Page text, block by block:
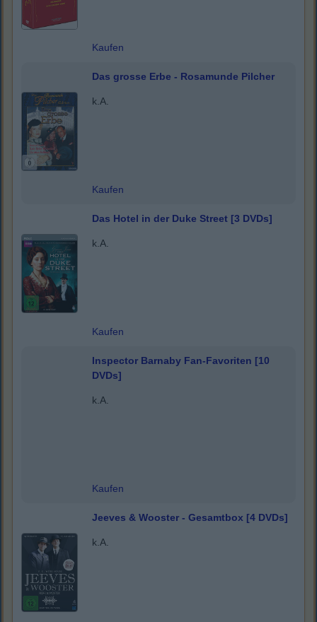
Kaufen
Das grosse Erbe - Rosamunde Pilcher
k.A.
Kaufen
Das Hotel in der Duke Street [3 DVDs]
k.A.
Kaufen
Inspector Barnaby Fan-Favoriten [10
DVDs]
k.A.
Kaufen
Jeeves & Wooster - Gesamtbox [4 DVDs]
k.A.